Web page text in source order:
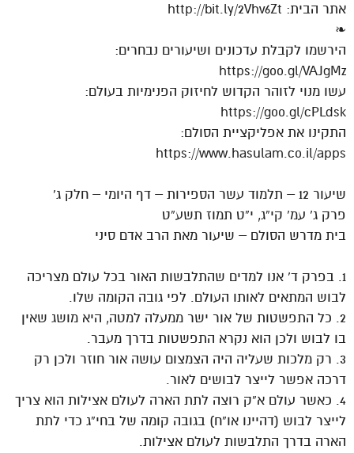
אתר הבית: http://bit.ly/2Vhv6Zt
❧
הירשמו לקבלת עדכונים ושיעורים נבחרים:
https://goo.gl/VAJgMz
עשו מנוי לזוהר הקדוש לחיזוק הפנימיות בעולם:
https://goo.gl/cPLdsk
התקינו את אפליקציית הסולם:
https://www.hasulam.co.il/apps
שיעור 12 – תלמוד עשר הספירות – דף היומי – חלק ג’
פרק ג’ עמ’ קי”ג, י”ט תמוז תשע”ט
בית מדרש הסולם – שיעור מאת הרב אדם סיני
1. בפרק ד’ אנו למדים שהתלבשות האור בכל עולם מצריכה
לבוש המתאים לאותו העולם. לפי גובה הקומה שלו.
2. כל התפשטות של אור ישר ממעלה למטה, היא מושג שאין
בו לבוש ולכן הוא נקרא התפשטות בדרך מעבר.
3. רק מלכות שעליה היה הצמצום עושה אור חוזר ולכן רק
דרכה אפשר לייצר לבושים לאור.
4. כאשר עולם א”ק רוצה לתת הארה לעולם אצילות הוא צריך
לייצר לבוש (דהיינו או”ח) בגובה קומה של בחי”ג כדי לתת
הארה בדרך התלבשות לעולם אצילות.